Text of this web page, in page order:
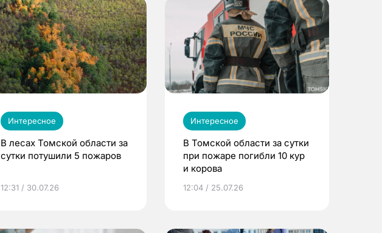
Интересное
В лесах Томской области за
сутки потушили 5 пожаров
12:31 / 30.07.26
Интересное
В Томской области за сутки
при пожаре погибли 10 кур
и корова
12:04 / 25.07.26